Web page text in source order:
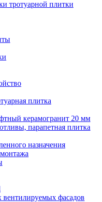
тротуарной плитки
плитка
керамогранит 20 мм
парапетная плитка
назначения
вентилируемых фасадов